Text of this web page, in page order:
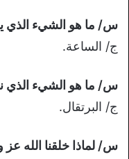
س/ ما هو الشيء الذي
ج/ الساعة.
س/ ما هو الشيء الذي
ج/ البرتقال.
س/ لماذا خلقنا الله